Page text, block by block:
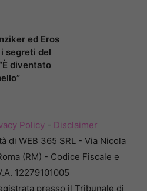
ed Eros
segreti del
diventato
Policy- Disclaimer
di WEB 365 SRL - Via Nicola
(RM) - Codice Fiscale e
12279101005
presso il Tribunale di